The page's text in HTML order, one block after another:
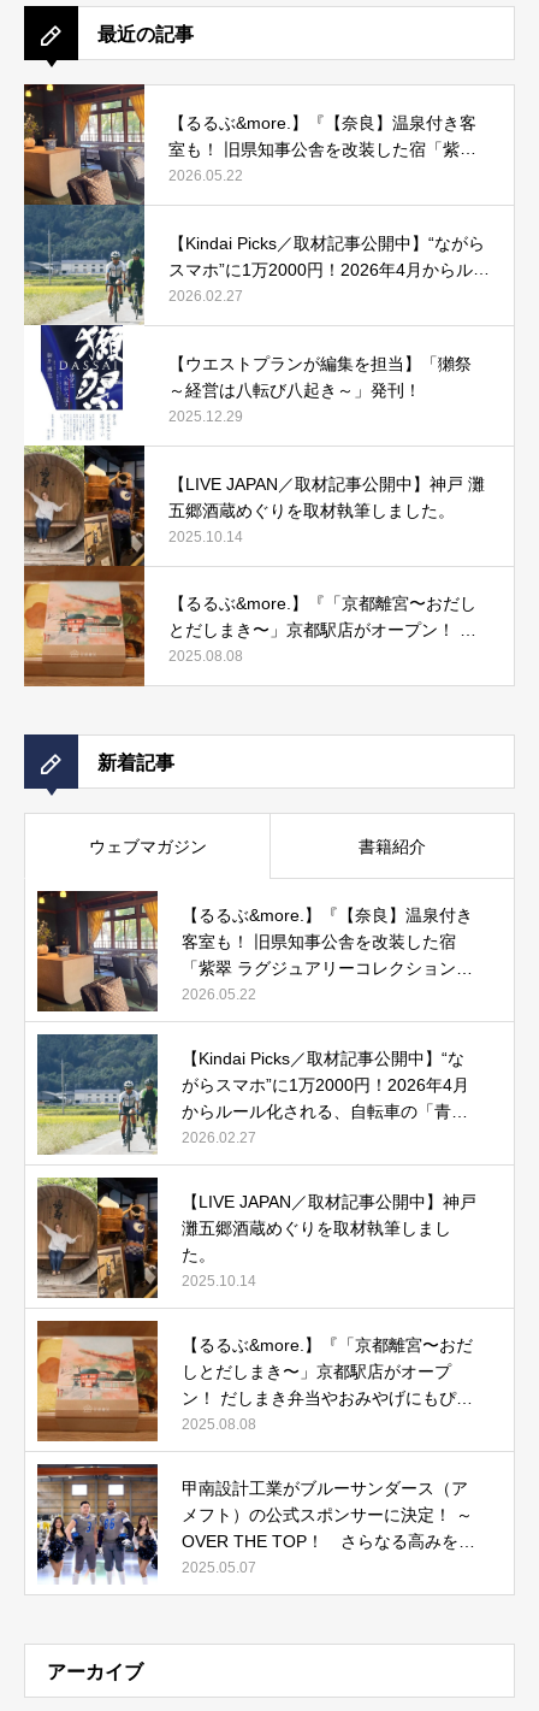
最近の記事
【るるぶ&more.】『【奈良】温泉付き客
室も！ 旧県知事公舎を改装した宿「紫翠
ラグジュアリーコレクションホテル 奈
良」で贅沢ステイ』
2026.05.22
【Kindai Picks／取材記事公開中】“ながら
スマホ”に1万2000円！2026年4月からルー
ル化される、自転車の「青切符」とは？
2026.02.27
【ウエストプランが編集を担当】「獺祭
～経営は八転び八起き～」発刊！
2025.12.29
【LIVE JAPAN／取材記事公開中】神戸 灘
五郷酒蔵めぐりを取材執筆しました。
2025.10.14
【るるぶ&more.】『「京都離宮〜おだし
とだしまき〜」京都駅店がオープン！ だ
しまき弁当やおみやげにもぴったりな人気
メニューをご紹介』記事公開中
2025.08.08
新着記事
ウェブマガジン 書籍紹介
【るるぶ&more.】『【奈良】温泉付き
客室も！ 旧県知事公舎を改装した宿
「紫翠 ラグジュアリーコレクションホ
テル 奈良」で贅沢ステイ』
2026.05.22
【Kindai Picks／取材記事公開中】“な
がらスマホ”に1万2000円！2026年4月
からルール化される、自転車の「青切
符」とは？
2026.02.27
【LIVE JAPAN／取材記事公開中】神戸
灘五郷酒蔵めぐりを取材執筆しまし
た。
2025.10.14
【るるぶ&more.】『「京都離宮〜おだ
しとだしまき〜」京都駅店がオープ
ン！ だしまき弁当やおみやげにもぴっ
たりな人気メニューをご紹介』記事公
開中
2025.08.08
甲南設計工業がブルーサンダース（ア
メフト）の公式スポンサーに決定！ ～
OVER THE TOP！ さらなる高みを目
指して～
2025.05.07
アーカイブ